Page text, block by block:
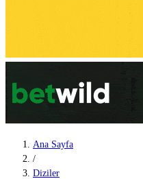
Ana Sayfa
/
Diziler